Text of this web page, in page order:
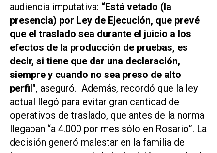
audiencia imputativa: “Está vetado (la
presencia) por Ley de Ejecución, que prevé
que el traslado sea durante el juicio a los
efectos de la producción de pruebas, es
decir, si tiene que dar una declaración,
siempre y cuando no sea preso de alto
perfil", aseguró. Además, recordó que la ley
actual llegó para evitar gran cantidad de
operativos de traslado, que antes de la norma
llegaban “a 4.000 por mes sólo en Rosario”. La
decisión generó malestar en la familia de